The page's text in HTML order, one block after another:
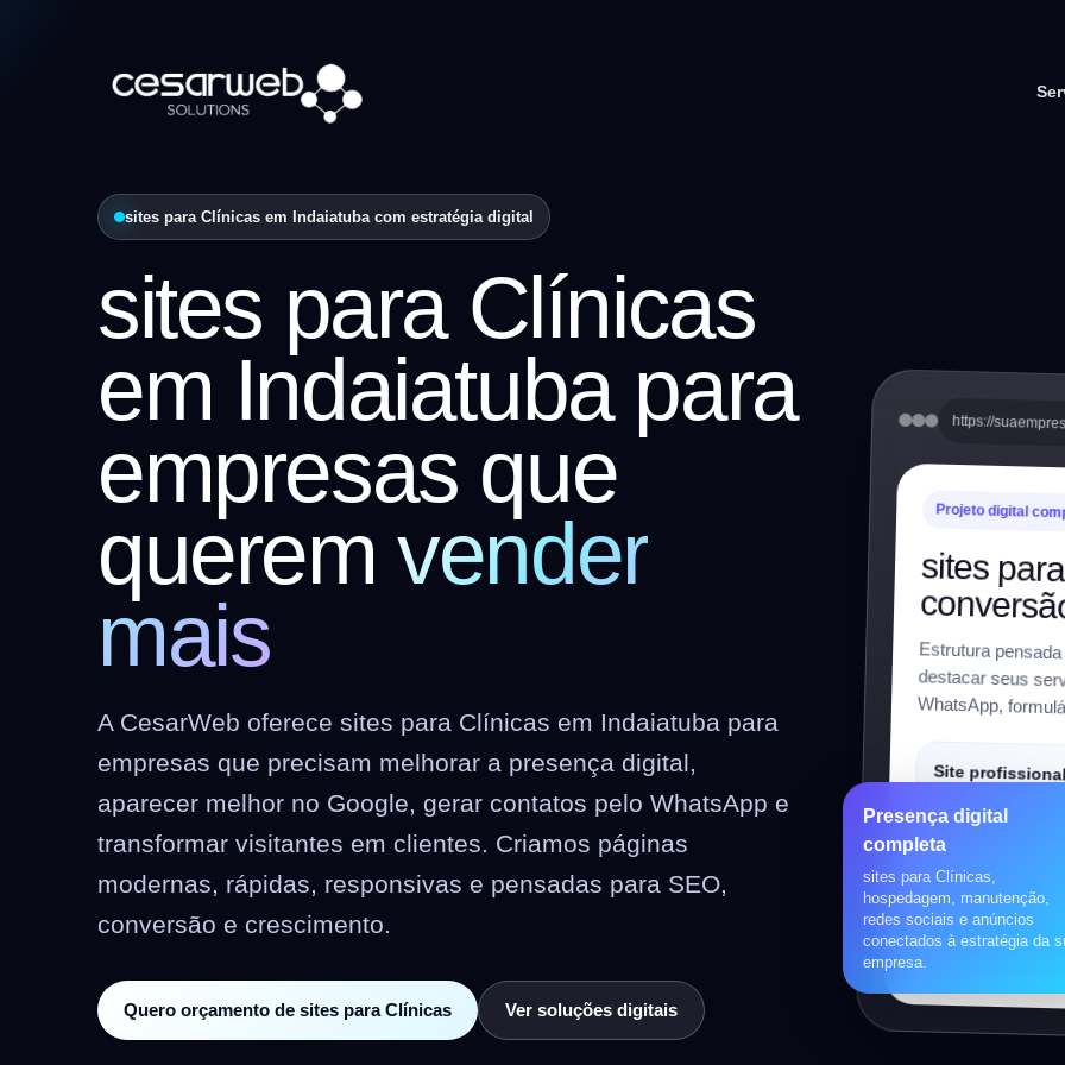
sites para Clínicas em Indaiatuba com estratégia digital
sites para Clínicas
em Indaiatuba para
empresas que
queremvender
mais
A CesarWeb oferece sites para Clínicas em Indaiatuba para
empresas que precisam melhorar a presença digital,
aparecer melhor no Google, gerar contatos pelo WhatsApp e
transformar visitantes em clientes. Criamos páginas
modernas, rápidas, responsivas e pensadas para SEO,
conversão e crescimento.
Quero orçamento de sites para Clínicas Ver soluções digitais
https://
Projeto digital
sites
Estrutura
destacar seus
WhatsApp,
Site profissional
Institucional,
preparado para SEO.
Loja virtual
WooCommerce,
pagamentos, frete e
Presença digital
completa
sites para Clínicas,
hospedagem, manutenção,
redes sociais e anúncios
conectados à estratégia da
empresa.